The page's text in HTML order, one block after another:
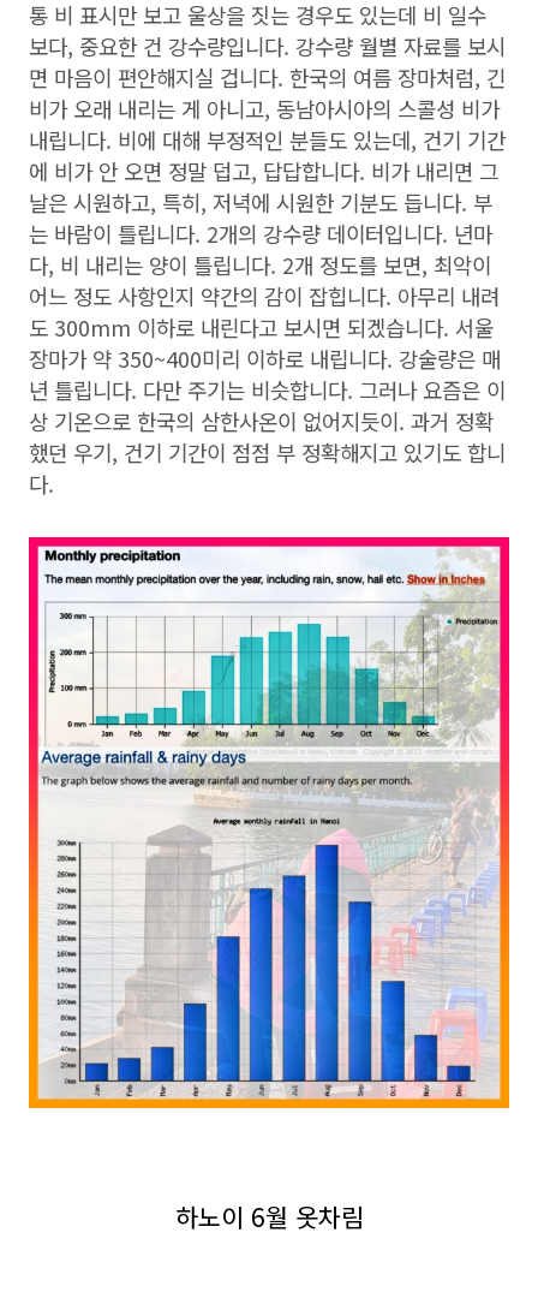
통 비 표시만 보고 울상을 짓는 경우도 있는데 비 일수
보다, 중요한 건 강수량입니다. 강수량 월별 자료를 보시
면 마음이 편안해지실 겁니다. 한국의 여름 장마처럼, 긴
비가 오래 내리는 게 아니고, 동남아시아의 스콜성 비가
내립니다. 비에 대해 부정적인 분들도 있는데, 건기 기간
에 비가 안 오면 정말 덥고, 답답합니다. 비가 내리면 그
날은 시원하고, 특히, 저녁에 시원한 기분도 듭니다. 부
는 바람이 틀립니다. 2개의 강수량 데이터입니다. 년마
다, 비 내리는 양이 틀립니다. 2개 정도를 보면, 최악이
어느 정도 사항인지 약간의 감이 잡힙니다. 아무리 내려
도 300mm 이하로 내린다고 보시면 되겠습니다. 서울
장마가 약 350~400미리 이하로 내립니다. 강술량은 매
년 틀립니다. 다만 주기는 비슷합니다. 그러나 요즘은 이
상 기온으로 한국의 삼한사온이 없어지듯이. 과거 정확
했던 우기, 건기 기간이 점점 부 정확해지고 있기도 합니
다.
하노이 6월 옷차림